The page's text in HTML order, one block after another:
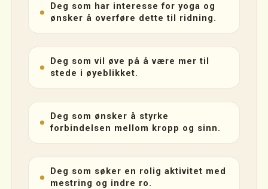
Deg som har interesse for yoga og
ønsker å overføre dette til ridning.
Deg som vil øve på å være mer til
stede i øyeblikket.
Deg som ønsker å styrke
forbindelsen mellom kropp og sinn.
Deg som søker en rolig aktivitet med
mestring og indre ro.